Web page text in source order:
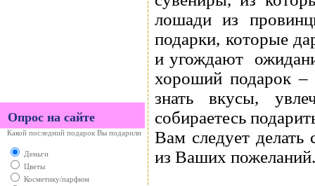
Опрос на сайте
Какой последний подарок Вы подарили
Деньги
Цветы
Косметику/парфюм
лошади из
подарки, которые
и угождают
хороший подарок
знать вкусы,
собираетесь
Вам следует делать
из Ваших пожеланий.